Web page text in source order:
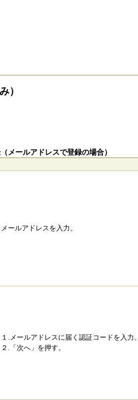
）
メールアドレスで登録の場合）
メールアドレスを入力。
１.メールアドレスに届く認証コードを入力。
２.「次へ」を押す。